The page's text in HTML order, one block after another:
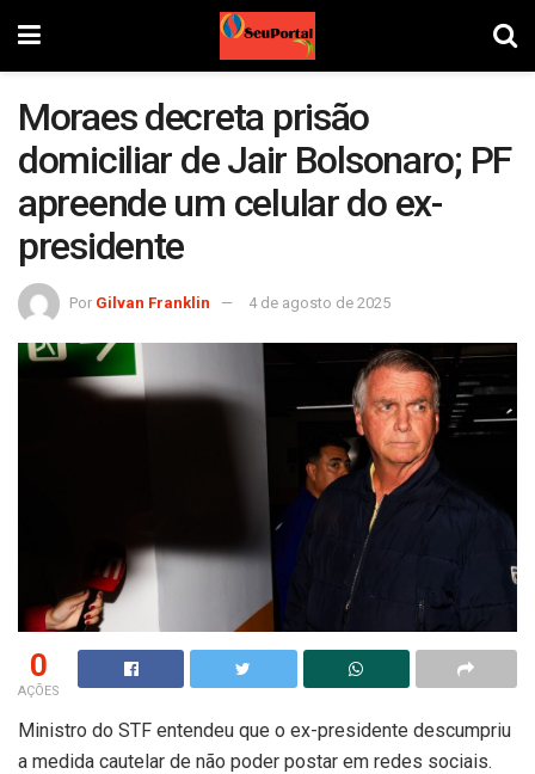
Moraes decreta prisão
domiciliar de Jair Bolsonaro; PF
apreende um celular do ex-
presidente
Por Gilvan Franklin 4 de agosto de 2025
0
AÇÕES
Ministro do STF entendeu que o ex-presidente descumpriu
a medida cautelar de não poder postar em redes sociais.